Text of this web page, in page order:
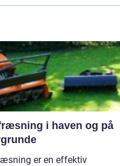
i haven og på
er en effektiv